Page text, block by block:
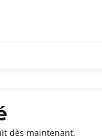
dès maintenant.